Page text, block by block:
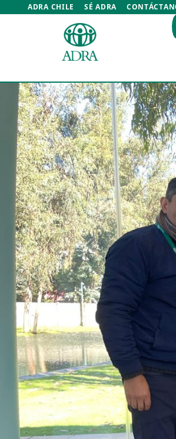
ADRA CHILE SÉ ADRA